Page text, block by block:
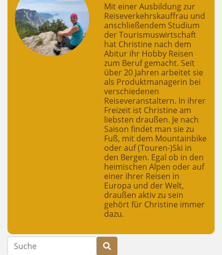
Mit einer Ausbildung zur
Reiseverkehrskauffrau und
anschließendem Studium
der Tourismuswirtschaft
hat Christine nach dem
Abitur ihr Hobby Reisen
zum Beruf gemacht. Seit
über 20 Jahren arbeitet sie
als Produktmanagerin bei
verschiedenen
Reiseveranstaltern. In ihrer
Freizeit ist Christine am
liebsten draußen. Je nach
Saison findet man sie zu
Fuß, mit dem Mountainbike
oder auf (Touren-)Ski in
den Bergen. Egal ob in den
heimischen Alpen oder auf
einer ihrer Reisen in
Europa und der Welt,
draußen aktiv zu sein
gehört für Christine immer
dazu.
Suche